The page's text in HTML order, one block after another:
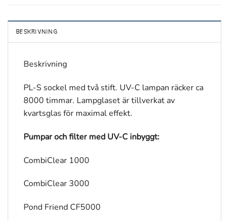
BESKRIVNING
Beskrivning
PL-S sockel med två stift. UV-C lampan räcker ca
8000 timmar. Lampglaset är tillverkat av
kvartsglas för maximal effekt.
Pumpar och filter med UV-C inbyggt:
CombiClear 1000
CombiClear 3000
Pond Friend CF5000